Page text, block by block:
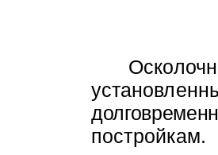
постройкам.